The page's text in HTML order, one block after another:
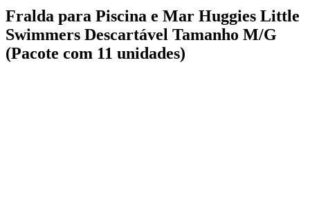
Fralda para Piscina e Mar Huggies Little
Swimmers Descartável Tamanho M/G
(Pacote com 11 unidades)